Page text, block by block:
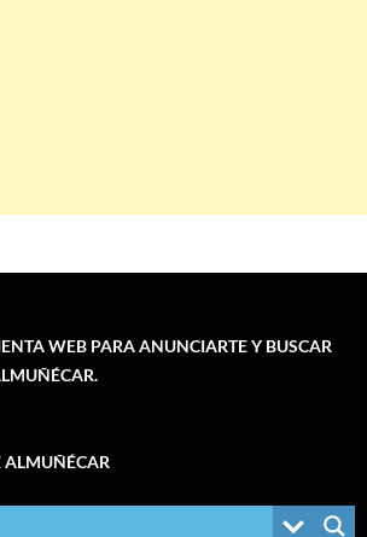
WEB PARA ANUNCIARTE Y BUSCAR
ALMUÑÉCAR